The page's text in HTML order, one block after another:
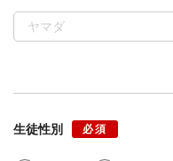
生徒性別 必須